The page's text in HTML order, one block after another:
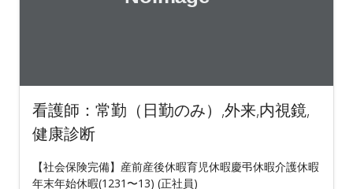
看護師：常勤（日勤のみ）,外来,内視鏡,
健康診断
【社会保険完備】産前産後休暇育児休暇慶弔休暇介護休暇
年末年始休暇(1231〜13) (正社員)